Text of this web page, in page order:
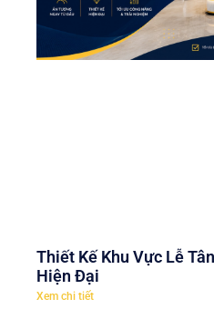
Thiết Kế Khu Vực Lễ
Hiện Đại
Xem chi tiết